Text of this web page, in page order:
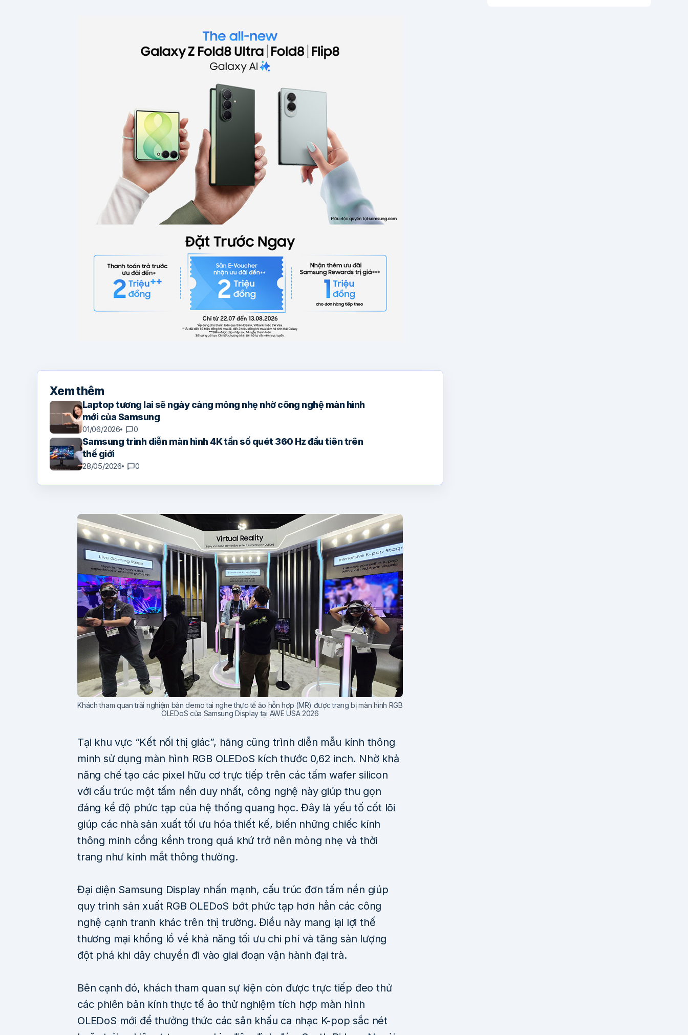
Xem thêm
Laptop tương lai sẽ ngày càng mỏng nhẹ nhờ công nghệ màn hình
mới của Samsung
01/06/2026 0
Samsung trình diễn màn hình 4K tần số quét 360 Hz đầu tiên trên
thế giới
28/05/2026 0
Khách tham quan trải nghiệm bản demo tai nghe thực tế ảo hỗn hợp (MR) được trang bị màn hình RGB
OLEDoS của Samsung Display tại AWE USA 2026
Tại khu vực “Kết nối thị giác”, hãng cũng trình diễn mẫu kính thông
minh sử dụng màn hình RGB OLEDoS kích thước 0,62 inch. Nhờ khả
năng chế tạo các pixel hữu cơ trực tiếp trên các tấm wafer silicon
với cấu trúc một tấm nền duy nhất, công nghệ này giúp thu gọn
đáng kể độ phức tạp của hệ thống quang học. Đây là yếu tố cốt lõi
giúp các nhà sản xuất tối ưu hóa thiết kế, biến những chiếc kính
thông minh cồng kềnh trong quá khứ trở nên mỏng nhẹ và thời
trang như kính mắt thông thường.
Đại diện Samsung Display nhấn mạnh, cấu trúc đơn tấm nền giúp
quy trình sản xuất RGB OLEDoS bớt phức tạp hơn hẳn các công
nghệ cạnh tranh khác trên thị trường. Điều này mang lại lợi thế
thương mại khổng lồ về khả năng tối ưu chi phí và tăng sản lượng
đột phá khi dây chuyền đi vào giai đoạn vận hành đại trà.
Bên cạnh đó, khách tham quan sự kiện còn được trực tiếp đeo thử
các phiên bản kính thực tế ảo thử nghiệm tích hợp màn hình
OLEDoS mới để thưởng thức các sân khấu ca nhạc K-pop sắc nét